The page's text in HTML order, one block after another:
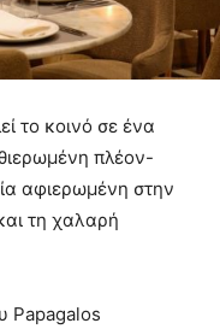
το κοινό σε ένα
πλέον-
αφιερωμένη στην
τη χαλαρή
Papagalos